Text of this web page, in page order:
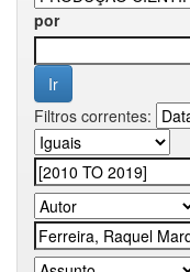
por
Filtros correntes: